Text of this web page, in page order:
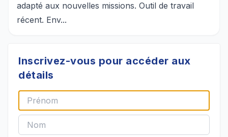
adapté aux nouvelles missions. Outil de travail
récent. Env...
Inscrivez-vous pour accéder aux
détails